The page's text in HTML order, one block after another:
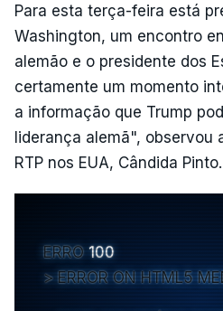
Para esta terça-feira está
Washington, um encontro
alemão e o presidente dos
certamente um momento
a informação que Trump
liderança alemã", observou
RTP nos EUA, Cândida Pinto.
ERRO 100
ERROR ON HTML5